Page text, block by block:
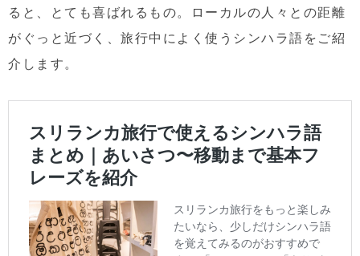
ると、とても喜ばれるもの。ローカルの人々との距離
がぐっと近づく、旅行中によく使うシンハラ語をご紹
介します。